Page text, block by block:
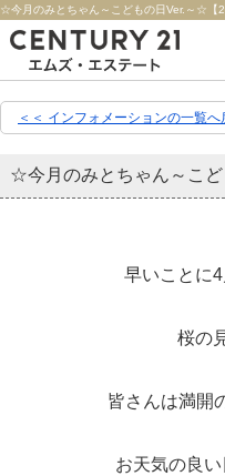
＜＜ インフォメーションの一覧へ
☆今月のみとちゃん～こ
早いことに
桜の
皆さんは満開
お天気の良